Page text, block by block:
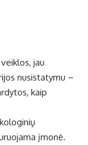
jau
nusistatymu –
kaip
įmonė.